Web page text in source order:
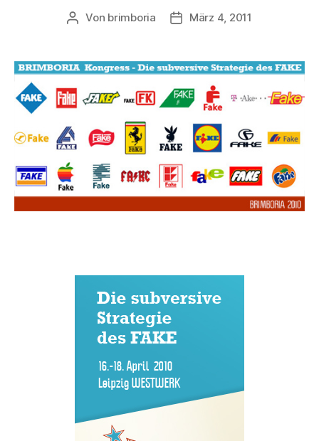
Beitragsautor
Von brimboria Beitragsdatum
März 4, 2011